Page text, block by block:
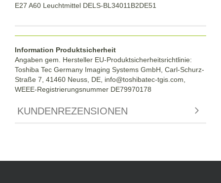
E27 A60 Leuchtmittel DELS-BL34011B2DE51
Information Produktsicherheit
Angaben gem. Hersteller EU-Produktsicherheitsrichtlinie:
Toshiba Tec Germany Imaging Systems GmbH, Carl-Schurz-
Straße 7, 41460 Neuss, DE, info@toshibatec-tgis.com,
WEEE-Registrierungsnummer DE79970178
KUNDENREZENSIONEN